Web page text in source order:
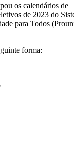
os calendários de
de 2023 do
para Todos
forma: